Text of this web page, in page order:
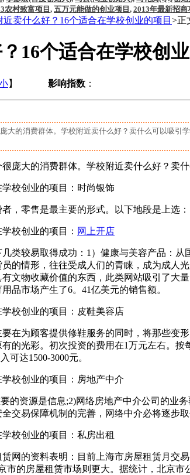
农村致富项目 , 五万元能做的创业项目 , 2013年最新招商
近卖什么好？16个适合在学校创业的项目 >正
16个适合在学校创
】 影响指数 ：
大的消费群体。学校附近卖什么好？卖什么可以吸
庞大的消费群体。学校附近卖什么好？卖
校创业的项目：时尚银饰
零售是最主要的形式。以下地段是上选：
校创业的项目： 网上开店
较易取得成功：1）健康与美容产品：从
的情形，往往受成人们的青睐，成为成人
文物收藏价值的东西，此类网站吸引了大
品市场产生了6。41亿美元的销售额。
校创业的项目：皮鞋美容店
为顾客提供修鞋服务的同时，将那些变
的光彩。初次投资的费用在1万元左右。
可达1500-3000元。
校创业的项目：房地产中介
资源是信息;2)网络房地产中介公司的业
交易保障机制的完善，网络中介必将逐步
校创业的项目：私房出租
资料表明：目前上海市房屋租赁月交易
市的房屋租赁市场则更大。据统计，北京